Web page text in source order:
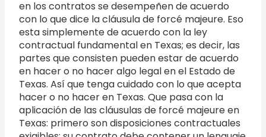
en los contratos se desempeñen de acuerdo
con lo que dice la cláusula de forcé majeure. Eso
esta simplemente de acuerdo con la ley
contractual fundamental en Texas; es decir, las
partes que consisten pueden estar de acuerdo
en hacer o no hacer algo legal en el Estado de
Texas. Así que tenga cuidado con lo que acepta
hacer o no hacer en Texas. Que pasa con la
aplicación de las cláusulas de forcé majeure en
Texas: primero son disposiciones contractuales